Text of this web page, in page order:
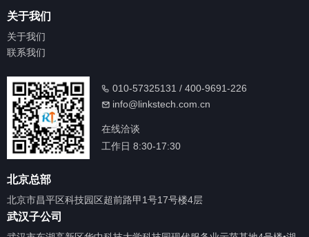
关于我们
关于我们
联系我们
010-57325131 / 400-9691-226
info@linkstech.com.cn
在线洽谈
工作日 8:30-17:30
北京总部
北京市昌平区科技园区超前路甲1号17号楼4层
武汉子公司